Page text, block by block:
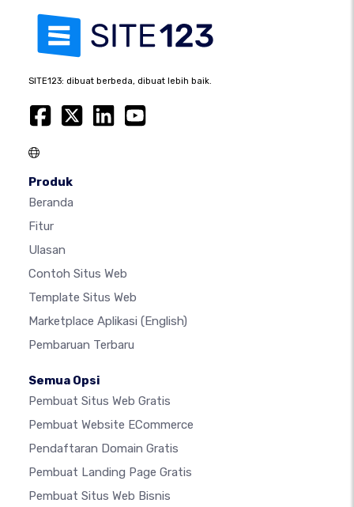
SITE123: dibuat berbeda, dibuat lebih baik.
Produk
Beranda
Fitur
Ulasan
Contoh Situs Web
Template Situs Web
Marketplace Aplikasi (English)
Pembaruan Terbaru
Semua Opsi
Pembuat Situs Web Gratis
Pembuat Website ECommerce
Pendaftaran Domain Gratis
Pembuat Landing Page Gratis
Pembuat Situs Web Bisnis